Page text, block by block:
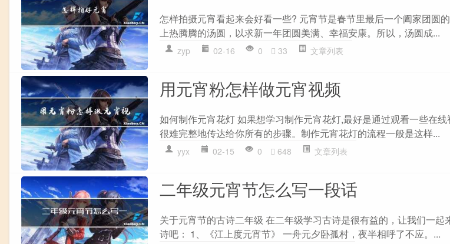
怎样拍摄元宵看起来会好看一些? 元宵节是春节里最后一个阖家团圆
上热腾腾的汤圆，以求新一年团圆美满、幸福安康。所以，汤圆成...
zyp 02-16 0 33 文章列表
用元宵粉怎样做元宵视频
如何制作元宵花灯 如果想学习制作元宵花灯,最好是通过观看一些在
很难完整地传达给你所有的步骤。制作元宵花灯的流程一般是这样...
yyx 02-15 0 648 文章列表
二年级元宵节怎么写一段话
关于元宵节的古诗二年级 在二年级学习古诗是很有益的，让我们一
诗吧： 1、《江上度元宵节》 一舟元夕卧孤村，夜半相呼了不应。...